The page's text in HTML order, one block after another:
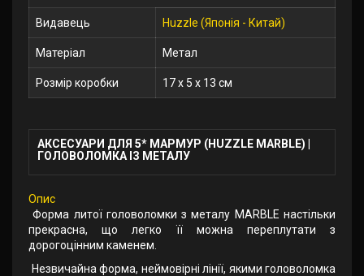
Видавець Huzzle (Японія - Китай)
Матеріал Метал
Розмір коробки 17 x 5 x 13 см
АКСЕСУАРИ ДЛЯ 5* МАРМУР (HUZZLE MARBLE) |
ГОЛОВОЛОМКА ІЗ МЕТАЛУ
Опис
Форма литої головоломки з металу MARBLE настільки
прекрасна, що легко її можна переплутати з
дорогоцінним каменем.
Незвичайна форма, неймовірні лінії, якими головоломка